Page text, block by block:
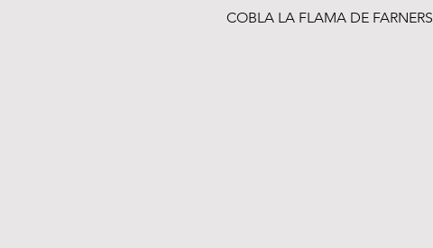
COBLA LA FLAMA DE FARNERS